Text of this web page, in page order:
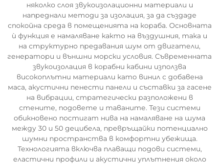
няколко слоя звукоизолационни материали и
напреднали методи за изолация, за да създаде
спокойна среда в помещенията на кораба. Основната
ѝ функция е намаляване както на въздушния, така и
на структурно предавания шум от двигатели,
генератори и външни морски условия. Съвременната
звукоизолация в корабни кабини използва
високоплътни материали като винил с добавена
маса, акустични пенести панели и съставки за гасене
на вибрации, стратегически разположени в
стените, подовете и таваните. Тези системи
обикновено постигат нива на намаляване на шума
между 30 и 50 децибела, превръщайки потенциално
шумни пространства в комфортни убежища.
Технологията включва плаващи подови системи,
еластични профили и акустични уплътнения около